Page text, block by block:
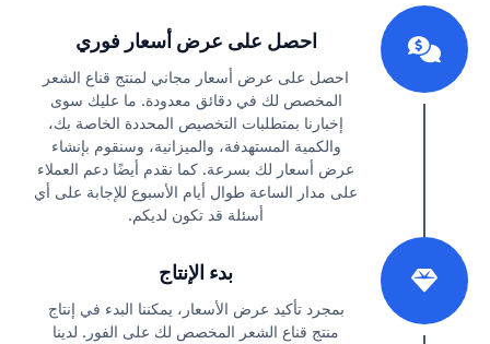
1
احصل على عرض أسعار فوري
احصل على عرض أسعار مجاني لمنتج قناع الشعر
المخصص لك في دقائق معدودة. ما عليك سوى
إخبارنا بمتطلبات التخصيص المحددة الخاصة بك،
والكمية المستهدفة، والميزانية، وسنقوم بإنشاء
عرض أسعار لك بسرعة. كما نقدم أيضًا دعم العملاء
على مدار الساعة طوال أيام الأسبوع للإجابة على أي
أسئلة قد تكون لديكم.
2
بدء الإنتاج
بمجرد تأكيد عرض الأسعار، يمكننا البدء في إنتاج
منتج قناع الشعر المخصص لك على الفور. لدينا